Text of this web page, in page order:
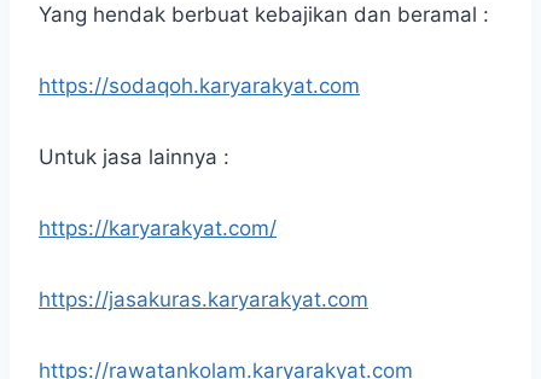
Yang hendak berbuat kebajikan dan beramal :
https://sodaqoh.karyarakyat.com
Untuk jasa lainnya :
https://karyarakyat.com/
https://jasakuras.karyarakyat.com
https://rawatankolam.karyarakyat.com